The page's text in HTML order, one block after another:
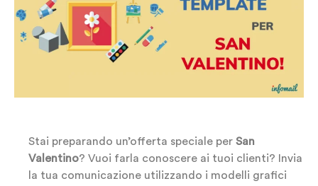
Stai preparando un’offerta speciale per San
Valentino? Vuoi farla conoscere ai tuoi clienti? Invia
la tua comunicazione utilizzando i modelli grafici